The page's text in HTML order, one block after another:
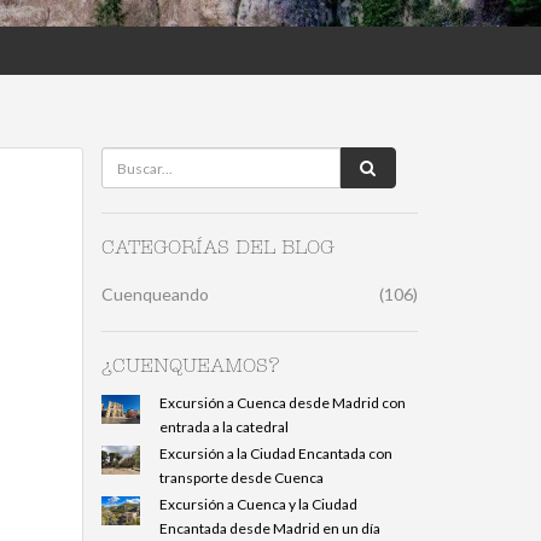
CATEGORÍAS DEL BLOG
Cuenqueando (106)
¿CUENQUEAMOS?
Excursión a Cuenca desde Madrid con
entrada a la catedral
Excursión a la Ciudad Encantada con
transporte desde Cuenca
Excursión a Cuenca y la Ciudad
Encantada desde Madrid en un día